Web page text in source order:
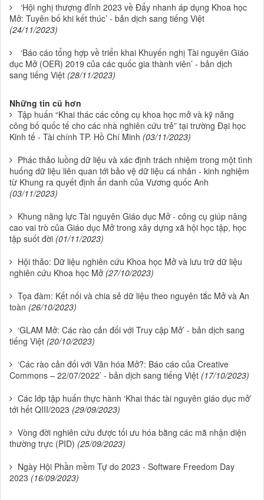
‘Hội nghị thượng đỉnh 2023 về Đẩy nhanh áp dụng Khoa học
Mở: Tuyên bố khi kết thúc’ - bản dịch sang tiếng Việt
(24/11/2023)
‘Báo cáo tổng hợp về triển khai Khuyến nghị Tài nguyên Giáo
dục Mở (OER) 2019 của các quốc gia thành viên’ - bản dịch
sang tiếng Việt (28/11/2023)
Những tin cũ hơn
Tập huấn “Khai thác các công cụ khoa học mở và kỹ năng
công bố quốc tế cho các nhà nghiên cứu trẻ” tại trường Đại học
Kinh tế - Tài chính TP. Hồ Chí Minh (03/11/2023)
Phác thảo luồng dữ liệu và xác định trách nhiệm trong một tình
huống dữ liệu liên quan tới bảo vệ dữ liệu cá nhân - kinh nghiệm
từ Khung ra quyết định ẩn danh của Vương quốc Anh
(03/11/2023)
Khung năng lực Tài nguyên Giáo dục Mở - công cụ giúp nâng
cao vai trò của Giáo dục Mở trong xây dựng xã hội học tập, học
tập suốt đời (01/11/2023)
Hội thảo: Dữ liệu nghiên cứu Khoa học Mở và lưu trữ dữ liệu
nghiên cứu Khoa học Mở (27/10/2023)
Tọa đàm: Kết nối và chia sẻ dữ liệu theo nguyên tắc Mở và An
toàn (26/10/2023)
‘GLAM Mở: Các rào cản đối với Truy cập Mở’ - bản dịch sang
tiếng Việt (20/10/2023)
‘Các rào cản đối với Văn hóa Mở?: Báo cáo của Creative
Commons – 22/07/2022’ - bản dịch sang tiếng Việt (17/10/2023)
Các lớp tập huấn thực hành ‘Khai thác tài nguyên giáo dục mở’
tới hết QIII/2023 (29/09/2023)
Vòng đời nghiên cứu được tối ưu hóa bằng các mã nhận diện
thường trực (PID) (25/09/2023)
Ngày Hội Phần mềm Tự do 2023 - Software Freedom Day
2023 (16/09/2023)